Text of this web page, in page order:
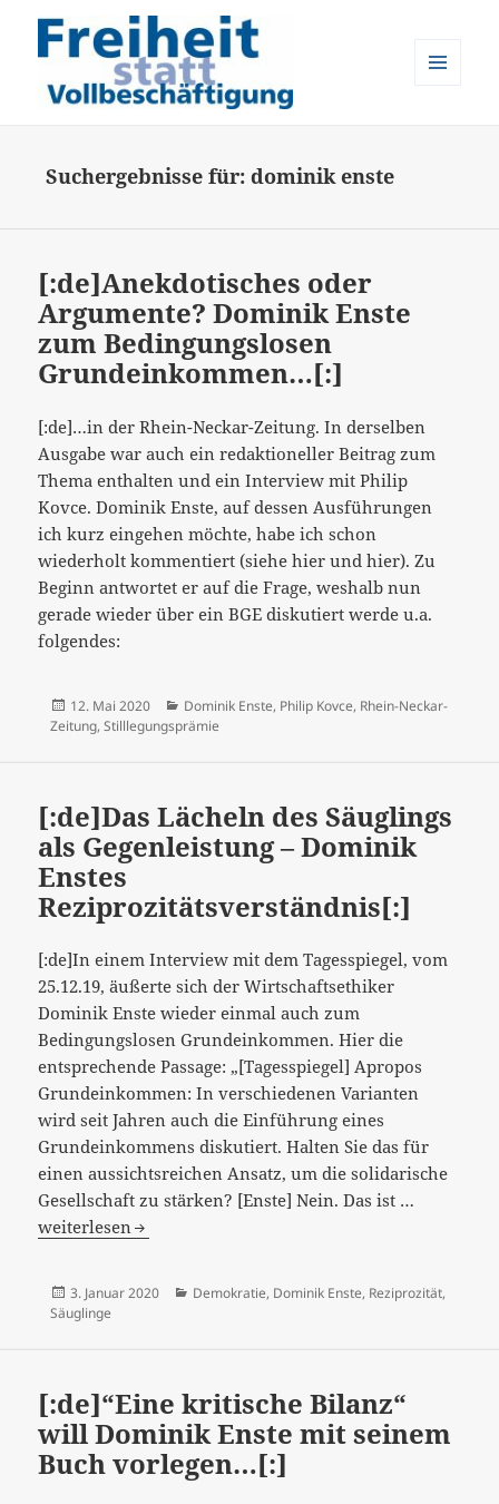
Suchergebnisse für: dominik enste
[:de]Anekdotisches oder
Argumente? Dominik Enste
zum Bedingungslosen
Grundeinkommen…[:]
[:de]…in der Rhein-Neckar-Zeitung. In derselben
Ausgabe war auch ein redaktioneller Beitrag zum
Thema enthalten und ein Interview mit Philip
Kovce. Dominik Enste, auf dessen Ausführungen
ich kurz eingehen möchte, habe ich schon
wiederholt kommentiert (siehe hier und hier). Zu
Beginn antwortet er auf die Frage, weshalb nun
gerade wieder über ein BGE diskutiert werde u.a.
folgendes:
Veröffentlicht
am
12. Mai 2020 Kategorien
Dominik Enste, Philip Kovce, Rhein-Neckar-
Zeitung, Stilllegungsprämie
[:de]Das Lächeln des Säuglings
als Gegenleistung – Dominik
Enstes
Reziprozitätsverständnis[:]
[:de]In einem Interview mit dem Tagesspiegel, vom
25.12.19, äußerte sich der Wirtschaftsethiker
Dominik Enste wieder einmal auch zum
Bedingungslosen Grundeinkommen. Hier die
entsprechende Passage: „[Tagesspiegel] Apropos
Grundeinkommen: In verschiedenen Varianten
wird seit Jahren auch die Einführung eines
Grundeinkommens diskutiert. Halten Sie das für
einen aussichtsreichen Ansatz, um die solidarische
Gesellschaft zu stärken? [Enste] Nein. Das ist …
weiterlesen
Veröffentlicht
am
3. Januar 2020 Kategorien
Demokratie, Dominik Enste, Reziprozität,
Säuglinge
[:de]“Eine kritische Bilanz“
will Dominik Enste mit seinem
Buch vorlegen…[:]